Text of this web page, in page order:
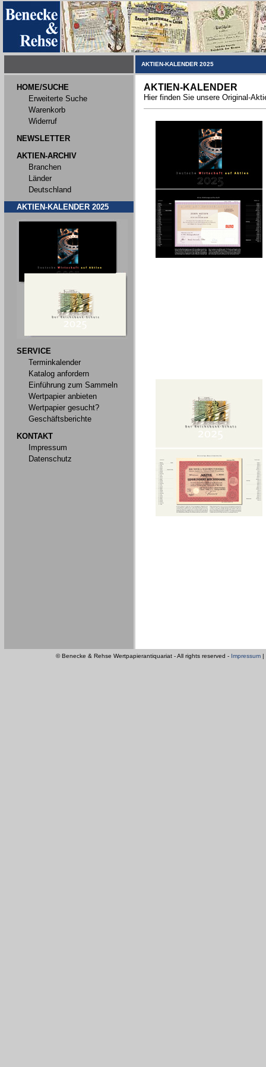
AKTIEN-KALENDER 2025
HOME/SUCHE
Erweiterte Suche
Warenkorb
Widerruf
NEWSLETTER
AKTIEN-ARCHIV
Branchen
Länder
Deutschland
AKTIEN-KALENDER 2025
SERVICE
Terminkalender
Katalog anfordern
Einführung zum Sammeln
Wertpapier anbieten
Wertpapier gesucht?
Geschäftsberichte
KONTAKT
Impressum
Datenschutz
AKTIEN-KALENDER
Hier finden Sie unsere Original-
© Benecke & Rehse Wertpapierantiquariat - All rights reserved - Impressum |